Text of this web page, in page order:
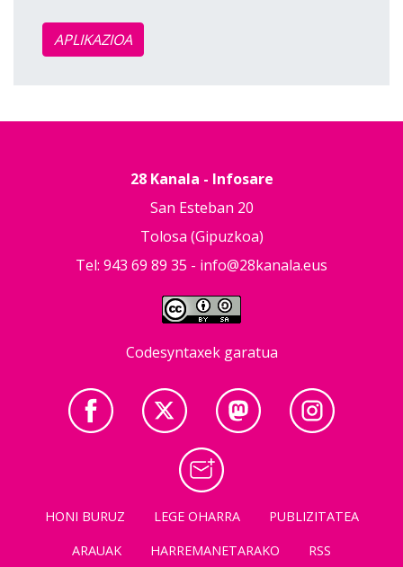
APLIKAZIOA
28 Kanala - Infosare
San Esteban 20
Tolosa (Gipuzkoa)
Tel: 943 69 89 35 - info@28kanala.eus
Codesyntaxek garatua
HONI BURUZ LEGE OHARRA
PUBLIZITATEA
ARAUAK
HARREMANETARAKO RSS